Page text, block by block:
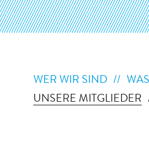
WER WIR SIND
UNSERE MITGLIEDER